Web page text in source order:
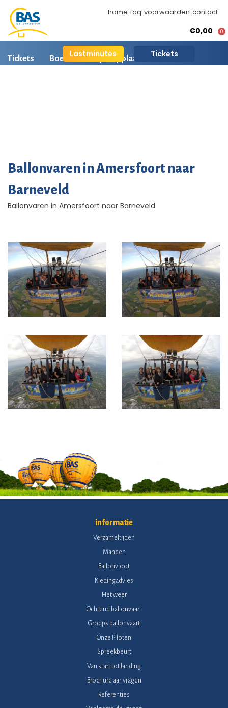
home faq voorwaarden contact
Lastminutes Tickets
€0,00 0
Tickets Boeken Opstapplaatsen
Ballonvaren in Amersfoort naar
Barneveld
Ballonvaren in Amersfoort naar Barneveld
informatie
Verzameltijden
Manden
Ballonvloot
Kledingadvies
Het weer
Ochtend ballonvaart
Groeps ballonvaart
Onze Piloten
Spreekbeurt
Van start tot landing
Brochure aanvragen
Referenties